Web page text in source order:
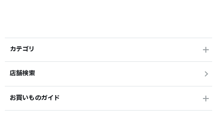
カテゴリ
店舗検索
お買いものガイド